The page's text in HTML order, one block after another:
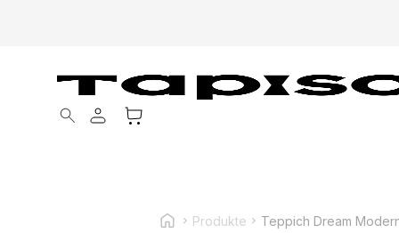
Products search
Produkte Teppich Dream